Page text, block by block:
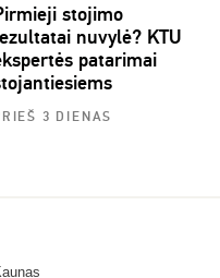
stojimo
nuvylė? KTU
patarimai
3 DIENAS